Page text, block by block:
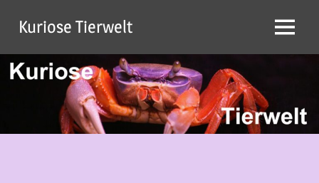
Inhalt
springen
Kuriose Tierwelt Menü